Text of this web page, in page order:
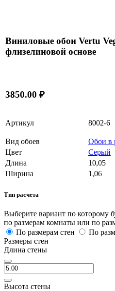
Виниловые обои Vertu
флизелиновой основе
3850.00 ₽
Артикул 8002-6
Вид обоев
Обои в
Цвет
Серый
Длина
10,05
Ширина
1,06
Тип расчета
Выберите вариант по которому
по размерам комнаты или по
По размерам стен
По
Размеры стен
Длина стены
Высота стены